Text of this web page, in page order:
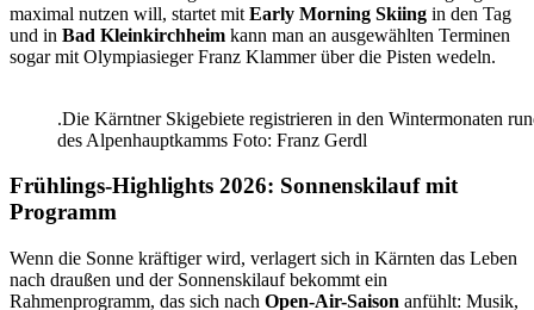
maximal nutzen will, startet mit Early Morning Skiing in den Tag
und in Bad Kleinkirchheim kann man an ausgewählten Terminen
sogar mit Olympiasieger Franz Klammer über die Pisten wedeln.
.Die Kärntner Skigebiete registrieren in den Wintermonaten
des Alpenhauptkamms Foto: Franz Gerdl
Frühlings-Highlights 2026: Sonnenskilauf mit
Programm
Wenn die Sonne kräftiger wird, verlagert sich in Kärnten das Leben
nach draußen und der Sonnenskilauf bekommt ein
Rahmenprogramm, das sich nach Open-Air-Saison anfühlt: Musik,